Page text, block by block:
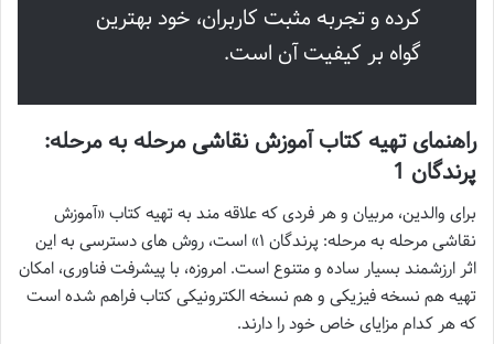
کرده و تجربه مثبت کاربران، خود بهترین
گواه بر کیفیت آن است.
راهنمای تهیه کتاب آموزش نقاشی مرحله به مرحله:
پرندگان 1
برای والدین، مربیان و هر فردی که علاقه مند به تهیه کتاب «آموزش
نقاشی مرحله به مرحله: پرندگان ۱» است، روش های دسترسی به این
اثر ارزشمند بسیار ساده و متنوع است. امروزه، با پیشرفت فناوری، امکان
تهیه هم نسخه فیزیکی و هم نسخه الکترونیکی کتاب فراهم شده است
که هر کدام مزایای خاص خود را دارند.